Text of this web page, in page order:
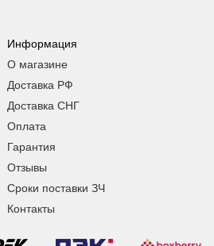
Информация
О магазине
Доставка РФ
Доставка СНГ
Оплата
Гарантия
Отзывы
Сроки поставки ЗЧ
Контакты